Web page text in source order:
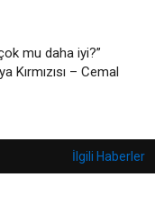
mu daha iyi?”
Kırmızısı – Cemal
İlgili Haberler